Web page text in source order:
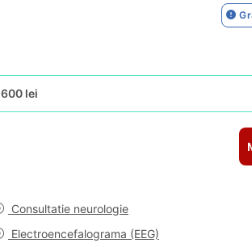
600 lei
Consultatie neurologie
Electroencefalograma (EEG)